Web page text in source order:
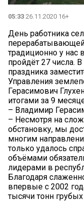
05:33 26.11.2020 16+
День работника
традиционно у нас
пройдёт 27 числа.
праздника
Управления
Герасимович
итогами за 9
– Владимир
– Несмотря на
обстановку, мы
многим
только удалось
объёмами
лидерами в
Благодаря
впервые с 2002
тысячи тонн